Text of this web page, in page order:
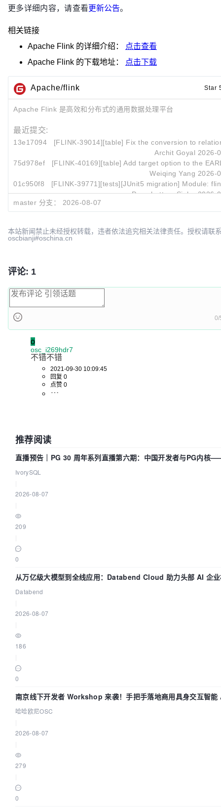
更多详细内容，请查看更新公告。
相关链接
Apache Flink 的详细介绍：
点击查看
Apache Flink 的下载地址： 点击下载
Apache/flink Star
Apache Flink 是高效和分布式的通用数据处理平台
最近提交:
13e17094
[FLINK-39014][table] Fix the conversion to
Archit Goyal 2026-
75d978ef
[FLINK-40169][table] Add target option to the
Weiqing Yang 2026-
01c950f8
[FLINK-39771][tests][JUnit5 migration] Module:
Purushottam Sinha 2026-
master 分支：
2026-08-07
本站新闻禁止未经授权转载，违者依法追究相关法律责任。授权请联
oscbianji#oschina.cn
评论: 1
0/
o
osc_i269hdr7
不错不错
2021-09-30 10:09:45
回复 0
点赞 0
推荐阅读
直播预告｜PG 30 周年系列直播第六期：中国开发者与PG内核
动吗？我们贡献了什么？
IvorySQL
2026-08-07
209
0
从万亿级大模型到全线应用：Databend Cloud 助力头部 AI 企
Trace 数据管道
Databend
2026-08-07
186
0
南京线下开发者 Workshop 来袭！手把手落地商用具身交互智
用
哈哈欧尼OSC
2026-08-07
279
0